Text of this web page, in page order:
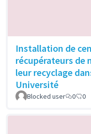
Installation de
récupérateurs de
leur recyclage
Université
Blocked user 0 0